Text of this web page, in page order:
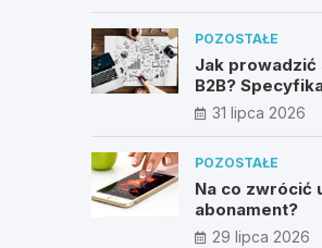
POZOSTAŁE
Jak
B2B?
metody
31 lipca 2026
POZOSTAŁE
Na co zwrócić
abonament?
29 lipca 2026